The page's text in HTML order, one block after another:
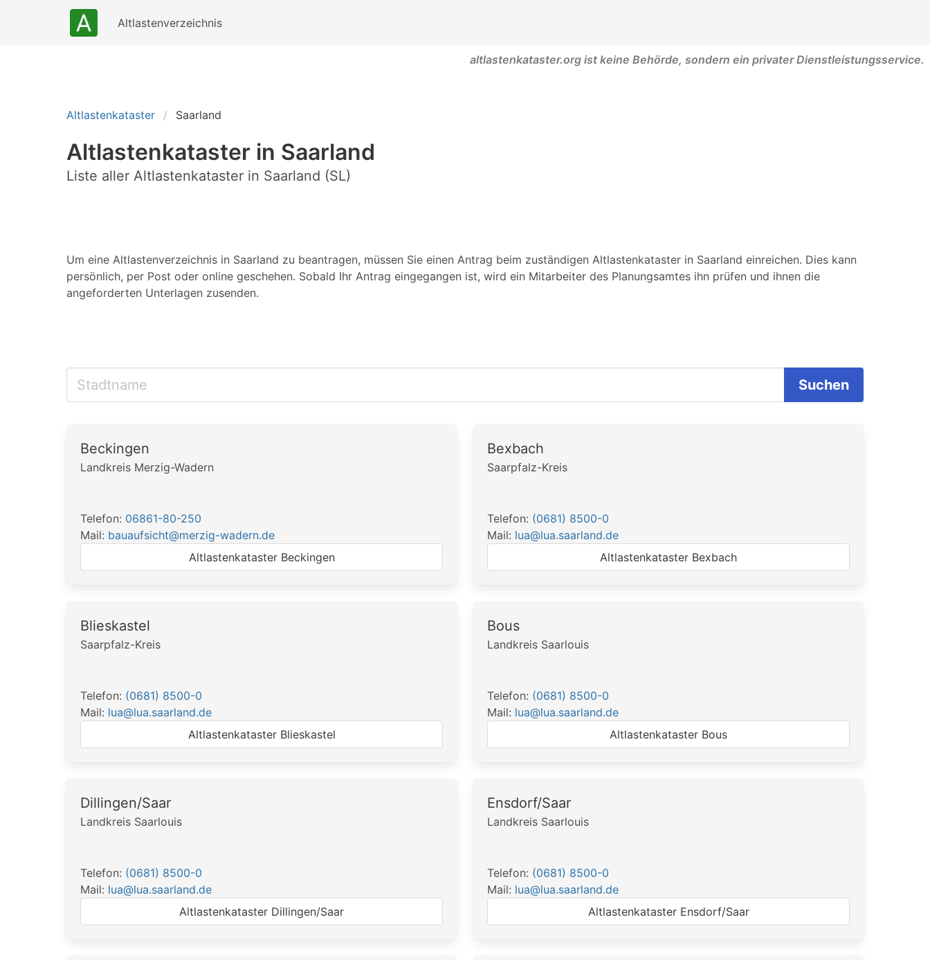
Altlastenverzeichnis
altlastenkataster.org ist keine Behörde, sondern ein privater Dienstleistungsservice.
Altlastenkataster Saarland
Altlastenkataster in Saarland
Liste aller Altlastenkataster in Saarland (SL)
Um eine Altlastenverzeichnis in Saarland zu beantragen, müssen Sie einen Antrag beim zuständigen Altlastenkataster in Saarland einreichen. Dies kann
persönlich, per Post oder online geschehen. Sobald Ihr Antrag eingegangen ist, wird ein Mitarbeiter des Planungsamtes ihn prüfen und ihnen die
angeforderten Unterlagen zusenden.
Suchen
Beckingen
Landkreis Merzig-Wadern
Telefon: 06861-80-250
Mail: bauaufsicht@merzig-wadern.de
Altlastenkataster Beckingen
Bexbach
Saarpfalz-Kreis
Telefon: (0681) 8500-0
Mail: lua@lua.saarland.de
Altlastenkataster Bexbach
Blieskastel
Saarpfalz-Kreis
Telefon: (0681) 8500-0
Mail: lua@lua.saarland.de
Altlastenkataster Blieskastel
Bous
Landkreis Saarlouis
Telefon: (0681) 8500-0
Mail: lua@lua.saarland.de
Altlastenkataster Bous
Dillingen/Saar
Landkreis Saarlouis
Telefon: (0681) 8500-0
Mail: lua@lua.saarland.de
Altlastenkataster Dillingen/Saar
Ensdorf/Saar
Landkreis Saarlouis
Telefon: (0681) 8500-0
Mail: lua@lua.saarland.de
Altlastenkataster Ensdorf/Saar